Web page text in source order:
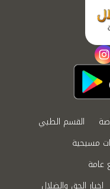
instagram
القسم الطبي
مسيحية
عامة
اخبار الحق والضلال